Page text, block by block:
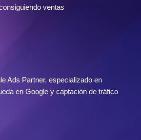
ventas
Ads Partner, especializado en
en Google y captación de tráfico